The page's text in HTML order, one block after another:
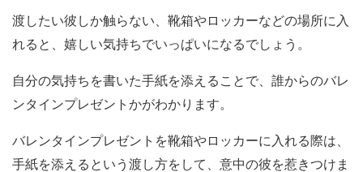
渡したい彼しか触らない、靴箱やロッカーなどの場所に入
れると、嬉しい気持ちでいっぱいになるでしょう。
自分の気持ちを書いた手紙を添えることで、誰からのバレ
ンタインプレゼントかがわかります。
バレンタインプレゼントを靴箱やロッカーに入れる際は、
手紙を添えるという渡し方をして、意中の彼を惹きつけま